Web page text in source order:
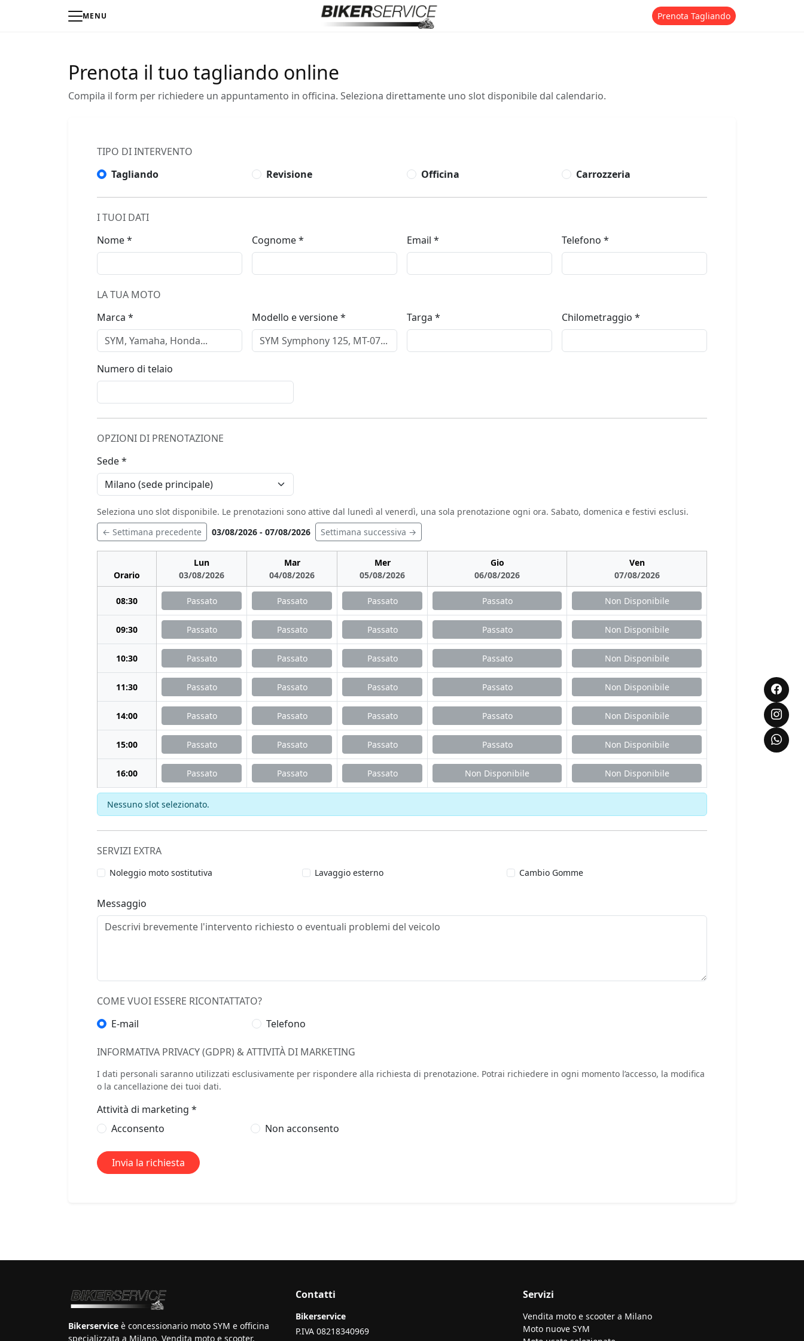
MENU Prenota Tagliando
Prenota il tuo tagliando online
Compila il form per richiedere un appuntamento in officina. Seleziona direttamente uno slot disponibile dal calendario.
TIPO DI INTERVENTO
Tagliando
Revisione Officina Carrozzeria
I TUOI DATI
Nome *
Cognome * Email * Telefono *
LA TUA MOTO
Marca *
Modello e versione * Targa * Chilometraggio *
Numero di telaio
OPZIONI DI PRENOTAZIONE
Sede *
Seleziona uno slot disponibile. Le prenotazioni sono attive dal lunedì al venerdì, una sola prenotazione ogni ora. Sabato, domenica e festivi esclusi.
← Settimana precedente
03/08/2026 - 07/08/2026 Settimana successiva →
Orario
Lun
03/08/2026
Mar
04/08/2026
Mer
05/08/2026
Gio
06/08/2026
Ven
07/08/2026
08:30 Passato Passato Passato Passato Non Disponibile
09:30 Passato Passato Passato Passato Non Disponibile
10:30 Passato Passato Passato Passato Non Disponibile
11:30 Passato Passato Passato Passato Non Disponibile
14:00 Passato Passato Passato Passato Non Disponibile
15:00 Passato Passato Passato Passato Non Disponibile
16:00 Passato Passato Passato Non Disponibile Non Disponibile
Nessuno slot selezionato.
SERVIZI EXTRA
Noleggio moto sostitutiva Lavaggio esterno Cambio Gomme
Messaggio
COME VUOI ESSERE RICONTATTATO?
E-mail
Telefono
INFORMATIVA PRIVACY (GDPR) & ATTIVITÀ DI MARKETING
I dati personali saranno utilizzati esclusivamente per rispondere alla richiesta di prenotazione. Potrai richiedere in ogni momento l’accesso, la modifica
o la cancellazione dei tuoi dati.
Attività di marketing *
Acconsento
Non acconsento
Invia la richiesta
Bikerservice è concessionario moto SYM e officina
specializzata a Milano. Vendita moto e scooter,
Contatti
Bikerservice
P.IVA 08218340969
Servizi
Vendita moto e scooter a Milano
Moto nuove SYM